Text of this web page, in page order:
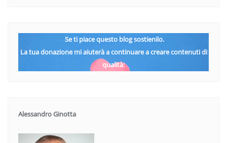
Se ti piace questo blog sostienilo.
La tua donazione mi aiuterà a continuare a creare contenuti di
qualità:
Alessandro Ginotta